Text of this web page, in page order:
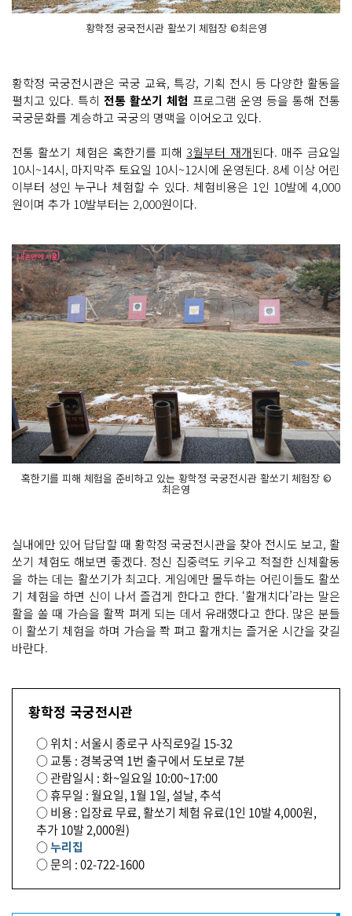
황학정 궁국전시관 활쏘기 체험장 ©최은영
황학정 국궁전시관은 국궁 교육, 특강, 기획 전시 등 다양한 활동을
펼치고 있다. 특히 전통 활쏘기 체험 프로그램 운영 등을 통해 전통
국궁문화를 계승하고 국궁의 명맥을 이어오고 있다.
전통 활쏘기 체험은 혹한기를 피해3월부터 재개된다. 매주 금요일
10시~14시, 마지막주 토요일 10시~12시에 운영된다. 8세 이상 어린
이부터 성인 누구나 체험할 수 있다. 체험비용은 1인 10발에 4,000
원이며 추가 10발부터는 2,000원이다.
혹한기를 피해 체험을 준비하고 있는 황학정 국궁전시관 활쏘기 체험장 ©
최은영
실내에만 있어 답답할 때 황학정 국궁전시관을 찾아 전시도 보고, 활
쏘기 체험도 해보면 좋겠다. 정신 집중력도 키우고 적절한 신체활동
을 하는 데는 활쏘기가 최고다. 게임에만 몰두하는 어린이들도 활쏘
기 체험을 하면 신이 나서 즐겁게 한다고 한다. ‘활개치다’라는 말은
활을 쏠 때 가슴을 활짝 펴게 되는 데서 유래했다고 한다. 많은 분들
이 활쏘기 체험을 하며 가슴을 쫙 펴고 활개치는 즐거운 시간을 갖길
바란다.
황학정 국궁전시관
○ 위치 : 서울시 종로구 사직로9길 15-32
○ 교통 : 경복궁역 1번 출구에서 도보로 7분
○ 관람일시 : 화~일요일 10:00~17:00
○ 휴무일 : 월요일, 1월 1일, 설날, 추석
○ 비용 : 입장료 무료, 활쏘기 체험 유료(1인 10발 4,000원,
추가 10발 2,000원)
○누리집
○ 문의 : 02-722-1600